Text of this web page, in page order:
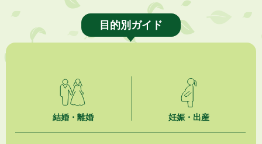
目的別ガイド
結婚・離婚 妊娠・出産